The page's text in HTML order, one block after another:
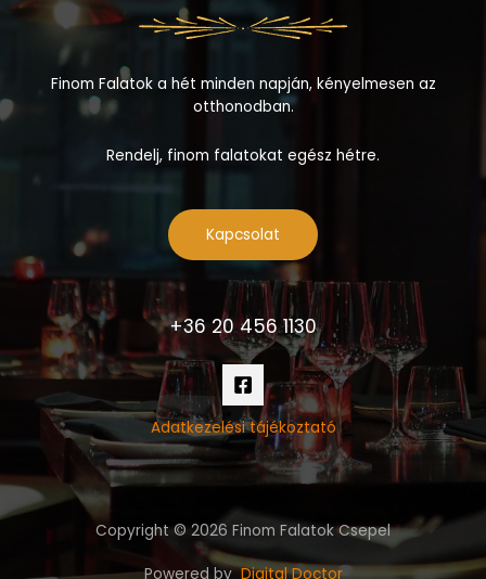
Finom Falatok a hét minden napján, kényelmesen az
otthonodban.
Rendelj, finom falatokat egész hétre.
Kapcsolat
+36 20 456 1130
Adatkezelési tájékoztató
Copyright © 2026 Finom Falatok Csepel
Powered byDigital Doctor